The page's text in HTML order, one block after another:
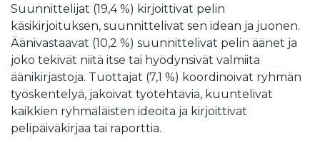
Suunnittelijat (19,4 %) kirjoittivat pelin
käsikirjoituksen, suunnittelivat sen idean ja juonen.
Äänivastaavat (10,2 %) suunnittelivat pelin äänet ja
joko tekivät niitä itse tai hyödynsivät valmiita
äänikirjastoja. Tuottajat (7,1 %) koordinoivat ryhmän
työskentelyä, jakoivat työtehtäviä, kuuntelivat
kaikkien ryhmäläisten ideoita ja kirjoittivat
pelipäiväkirjaa tai raporttia.